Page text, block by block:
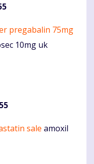
pregabalin 75mg
10mg uk
sale amoxil